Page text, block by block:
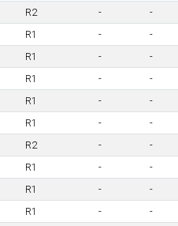
R2 - -
R1 - -
R1 - -
R1 - -
R1 - -
R1 - -
R2 - -
R1 - -
R1 - -
R1 - -